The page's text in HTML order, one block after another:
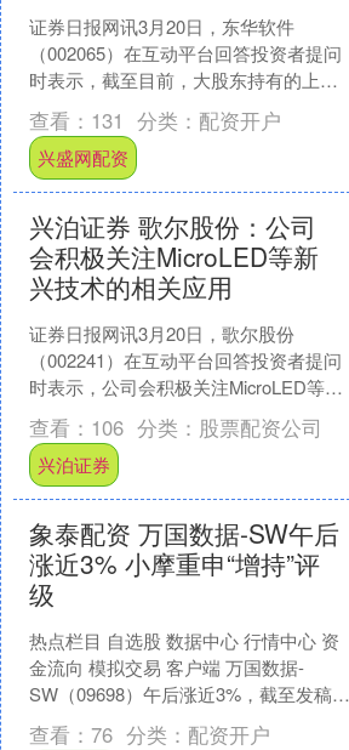
证券日报网讯3月20日，东华软件
（002065）在互动平台回答投资者提问
时表示，截至目前，大股东持有的上市
公司股份0质押，不存在平仓风险，公司
经营一切正常。....
查看： 131 分类： 配资开户
兴盛网配资
兴泊证券 歌尔股份：公司
会积极关注MicroLED等新
兴技术的相关应用
证券日报网讯3月20日，歌尔股份
（002241）在互动平台回答投资者提问
时表示，公司会积极关注MicroLED等新
兴技术的相关应用。....
查看： 106 分类： 股票配资公司
兴泊证券
象泰配资 万国数据-SW午后
涨近3% 小摩重申“增持”评
级
热点栏目 自选股 数据中心 行情中心 资
金流向 模拟交易 客户端 万国数据-
SW（09698）午后涨近3%，截至发稿，
股价上涨2.53%，现报42.20港元，成....
查看： 76 分类： 配资开户